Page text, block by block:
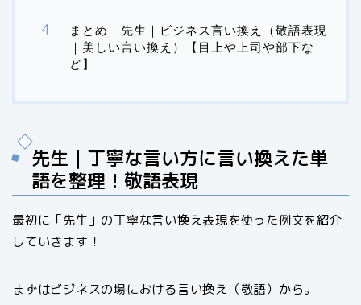
まとめ 先生｜ビジネス言い換え（敬語表現
｜美しい言い換え）【目上や上司や部下な
ど】
先生｜丁寧な言い方に言い換えた単
語を整理！敬語表現
最初に「先生」の丁寧な言い換え表現を使った例文を紹介
していきます！
まずはビジネスの場における言い換え（敬語）から。